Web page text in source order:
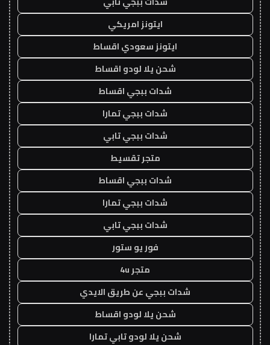
ايتونز امريكي
ايتونز سعودي اقساط
شحن يلا لودو اقساط
شدات ببجي اقساط
شدات ببجي تمارا
شدات ببجي تابي
متجر تقسيط
شدات ببجي اقساط
شدات ببجي تمارا
شدات ببجي تابي
فور يو ستور
متجر 4u
شدات ببجي عن طريق الايدي
شحن يلا لودو اقساط
شحن يلا لودو تابي تمارا